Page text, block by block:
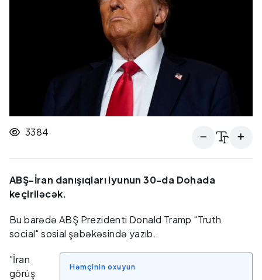
3384
ABŞ-İran danışıqları iyunun 30-da Dohada
keçiriləcək.
Bu barədə ABŞ Prezidenti Donald Tramp "Truth
social" sosial şəbəkəsində yazıb.
Həmçinin oxuyun
"İran
görüş